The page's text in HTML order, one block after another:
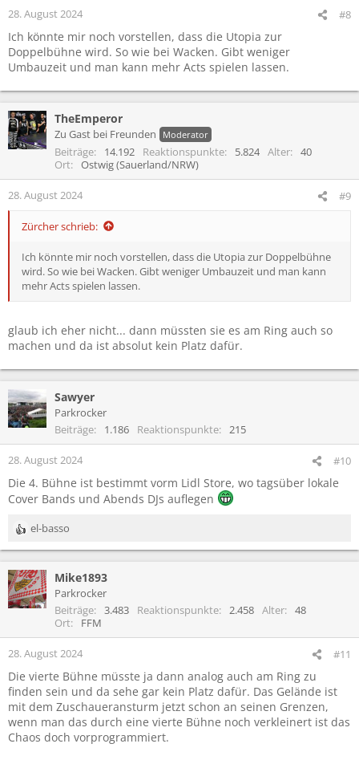
n
e
n
:
28. August 2024 #8
Ich könnte mir noch vorstellen, dass die Utopia zur
Doppelbühne wird. So wie bei Wacken. Gibt weniger
Umbauzeit und man kann mehr Acts spielen lassen.
TheEmperor
Zu Gast bei Freunden Moderator
Beiträge 14.192 Reaktionspunkte 5.824 Alter
40
Ort
Ostwig (Sauerland/NRW)
28. August 2024 #9
Zürcher schrieb:
Ich könnte mir noch vorstellen, dass die Utopia zur Doppelbühne
wird. So wie bei Wacken. Gibt weniger Umbauzeit und man kann
mehr Acts spielen lassen.
glaub ich eher nicht... dann müssten sie es am Ring auch so
machen und da ist absolut kein Platz dafür.
Sawyer
Parkrocker
Beiträge
1.186 Reaktionspunkte 215
28. August 2024 #10
Die 4. Bühne ist bestimmt vorm Lidl Store, wo tagsüber lokale
Cover Bands und Abends DJs auflegen
R
e
k
t
i
n
e
:
el-basso
Mike1893
Parkrocker
Beiträge
3.483 Reaktionspunkte 2.458 Alter
48
Ort
FFM
28. August 2024 #11
Die vierte Bühne müsste ja dann analog auch am Ring zu
finden sein und da sehe gar kein Platz dafür. Das Gelände ist
mit dem Zuschaueransturm jetzt schon an seinen Grenzen,
wenn man das durch eine vierte Bühne noch verkleinert ist das
Chaos doch vorprogrammiert.